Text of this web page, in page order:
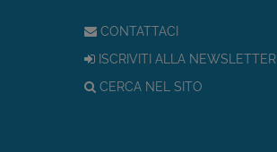
CONTATTACI
ISCRIVITI ALLA NEWSLETTER
CERCA NEL SITO